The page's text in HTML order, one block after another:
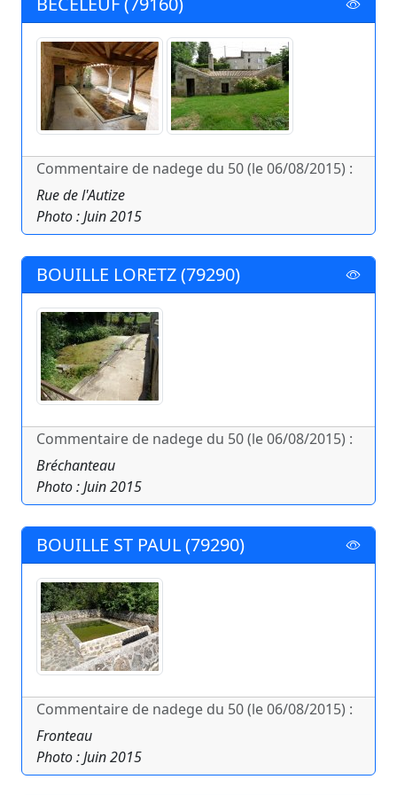
Commentaire de nadege du 50 (le 06/08/2015) :
Rue de l'Autize
Photo : Juin 2015
BOUILLE LORETZ (79290)
Commentaire de nadege du 50 (le 06/08/2015) :
Bréchanteau
Photo : Juin 2015
BOUILLE ST PAUL (79290)
Commentaire de nadege du 50 (le 06/08/2015) :
Fronteau
Photo : Juin 2015